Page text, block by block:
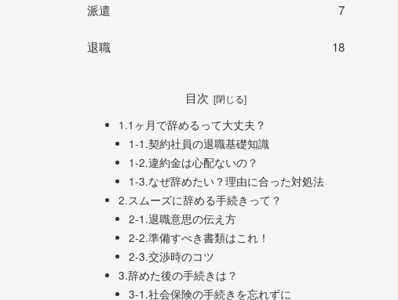
派遣 7
退職 18
目次
1.1ヶ月で辞めるって大丈夫？
1-1.契約社員の退職基礎知識
1-2.違約金は心配ないの？
1-3.なぜ辞めたい？理由に合った対処法
2.スムーズに辞める手続きって？
2-1.退職意思の伝え方
2-2.準備すべき書類はこれ！
2-3.交渉時のコツ
3.辞めた後の手続きは？
3-1.社会保険の手続きを忘れずに